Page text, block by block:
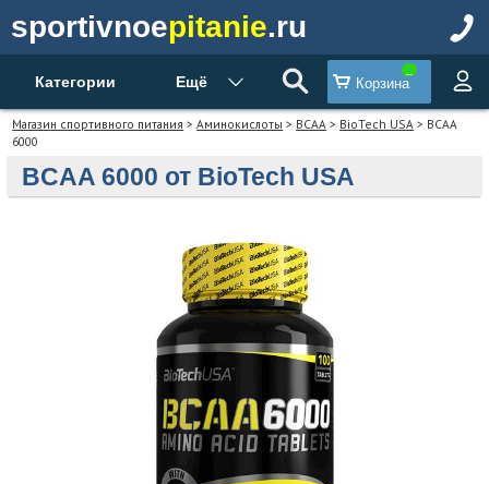
sportivnoepitanie.ru
Категории Ещё Корзина
Магазин спортивного питания >Аминокислоты > BCAA > BioTech USA > BCAA
6000
BCAA 6000 от BioTech USA